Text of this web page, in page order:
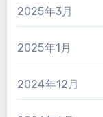
2025年3月
2025年1月
2024年12月